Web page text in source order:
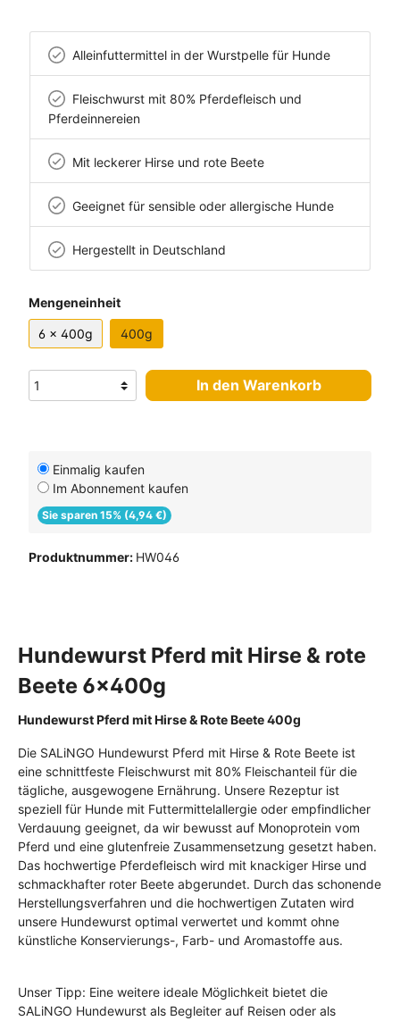
Alleinfuttermittel in der Wurstpelle für Hunde
Fleischwurst mit 80% Pferdefleisch und
Pferdeinnereien
Mit leckerer Hirse und rote Beete
Geeignet für sensible oder allergische Hunde
Hergestellt in Deutschland
Mengeneinheit
6 x 400g 400g
In den Warenkorb
Einmalig kaufen
Im Abonnement kaufen
Sie sparen 15% (4,94 €)
Produktnummer: HW046
Hundewurst Pferd mit Hirse & rote
Beete 6x400g
Hundewurst Pferd mit Hirse & Rote Beete 400g
Die SALiNGO Hundewurst Pferd mit Hirse & Rote Beete ist
eine schnittfeste Fleischwurst mit 80% Fleischanteil für die
tägliche, ausgewogene Ernährung. Unsere Rezeptur ist
speziell für Hunde mit Futtermittelallergie oder empfindlicher
Verdauung geeignet, da wir bewusst auf Monoprotein vom
Pferd und eine glutenfreie Zusammensetzung gesetzt haben.
Das hochwertige Pferdefleisch wird mit knackiger Hirse und
schmackhafter roter Beete abgerundet. Durch das schonende
Herstellungsverfahren und die hochwertigen Zutaten wird
unsere Hundewurst optimal verwertet und kommt ohne
künstliche Konservierungs-, Farb- und Aromastoffe aus.
Unser Tipp: Eine weitere ideale Möglichkeit bietet die
SALiNGO Hundewurst als Begleiter auf Reisen oder als